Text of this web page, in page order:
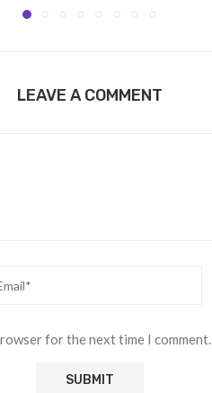
LEAVE A COMMENT
for the next time I comment.